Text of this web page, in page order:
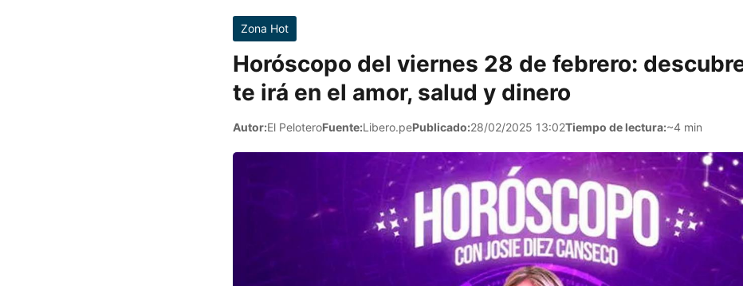
Zona Hot
Horóscopo del viernes 28 de febrero:
te irá en el amor, salud y dinero
Autor:El PeloteroFuente:Libero.pePublicado:28/02/2025 13:02Tiempo de lectura:~4 min